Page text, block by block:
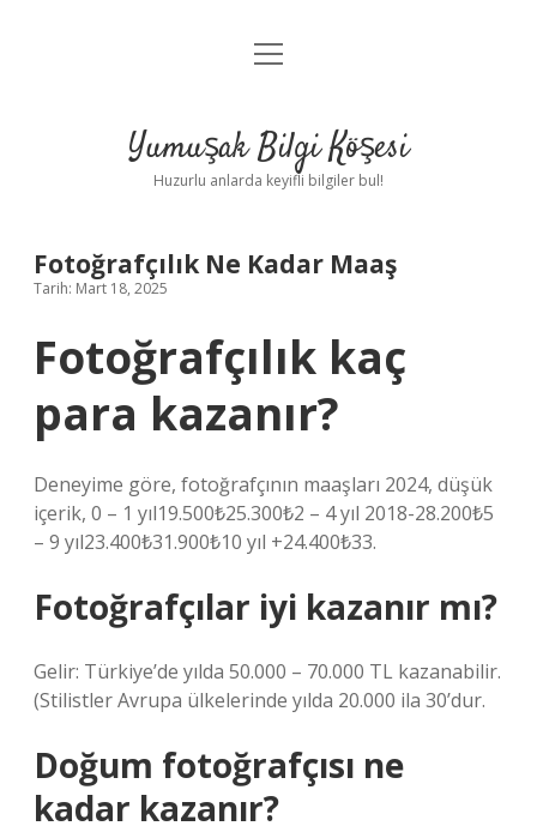
Anasayfa
Yasal Uyarı
menüyü
Yumuşak Bilgi Köşesi
Huzurlu anlarda keyifli bilgiler bul!
Fotoğrafçılık Ne Kadar Maaş
Tarih: Mart 18, 2025
Fotoğrafçılık kaç
para kazanır?
Deneyime göre, fotoğrafçının maaşları 2024, düşük
içerik, 0 – 1 yıl19.500₺25.300₺2 – 4 yıl 2018-28.200₺5
– 9 yıl23.400₺31.900₺10 yıl +24.400₺33.
Fotoğrafçılar iyi kazanır mı?
Gelir: Türkiye’de yılda 50.000 – 70.000 TL kazanabilir.
(Stilistler Avrupa ülkelerinde yılda 20.000 ila 30’dur.
Doğum fotoğrafçısı ne
kadar kazanır?